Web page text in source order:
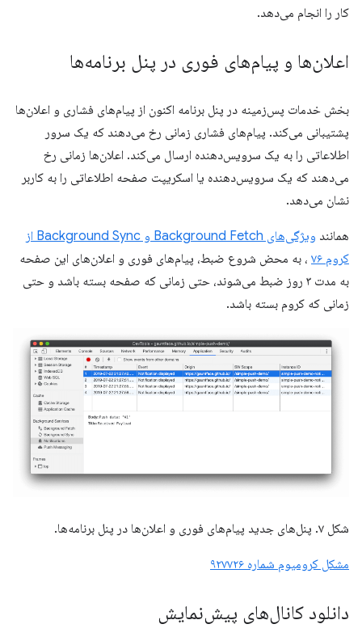
کار را انجام می‌دهد.
اعلان‌ها و پیام‌های فوری در پنل برنامه‌ها
بخش خدمات پس‌زمینه در پنل برنامه اکنون از پیام‌های فشاری و اعلان‌ها
پشتیبانی می‌کند. پیام‌های فشاری زمانی رخ می‌دهند که یک سرور
اطلاعاتی را به یک سرویس‌دهنده ارسال می‌کند. اعلان‌ها زمانی رخ
می‌دهند که یک سرویس‌دهنده یا اسکریپت صفحه اطلاعاتی را به کاربر
نشان می‌دهد.
همانند
ویژگی‌های Background Fetch و Background Sync از
کروم ۷۶
، به محض شروع ضبط، پیام‌های فوری و اعلان‌های این صفحه
به مدت ۳ روز ضبط می‌شوند، حتی زمانی که صفحه بسته باشد و حتی
زمانی که کروم بسته باشد.
شکل ۷. پنل‌های جدید پیام‌های فوری و اعلان‌ها در پنل برنامه‌ها.
مشکل کرومیوم شماره ۹۲۷۷۲۶
دانلود کانال‌های پیش‌نمایش